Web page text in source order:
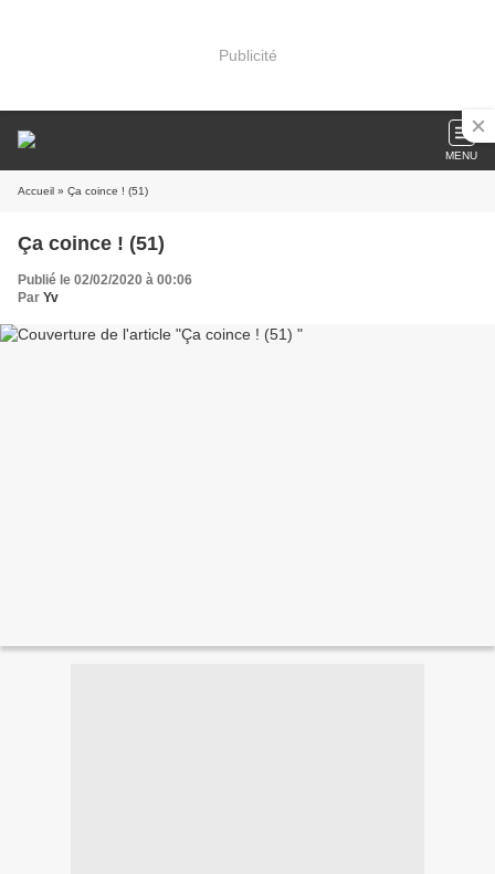
Publicité
MENU
Accueil » Ça coince ! (51)
Ça coince ! (51)
Publié le 02/02/2020 à 00:06
Par Yv